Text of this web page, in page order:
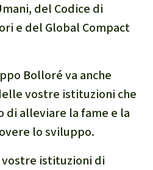
del Codice di
e del Global Compact
Bolloré va anche
vostre istituzioni che
alleviare la fame e la
lo sviluppo.
istituzioni di